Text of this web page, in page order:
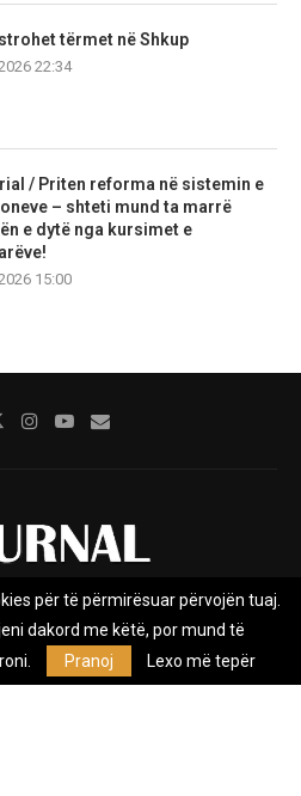
tërmet në Shkup
22:34
/ Priten reforma në sistemin e
– shteti mund ta marrë
e dytë nga kursimet e
15:00
Marketing
Kontakt
Policy
e pavarur, e themeluar në vitin
për të përmirësuar përvojën tuaj.
dakord me këtë, por mund të
Pranoj Lexo më tepër